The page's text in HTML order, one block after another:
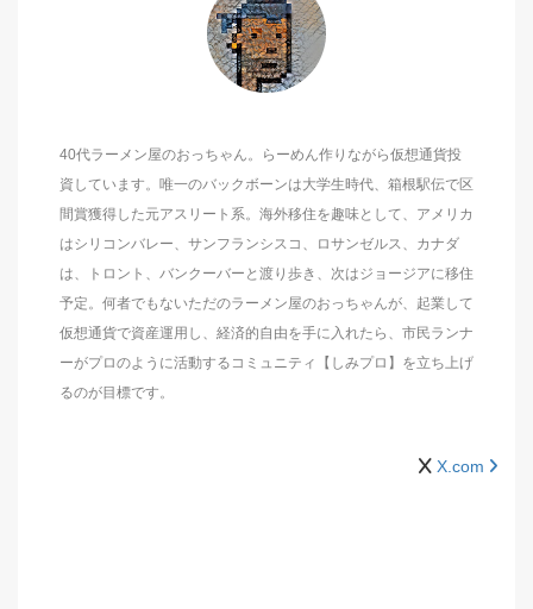
40代ラーメン屋のおっちゃん。らーめん作りながら仮想通貨投
資しています。唯一のバックボーンは大学生時代、箱根駅伝で区
間賞獲得した元アスリート系。海外移住を趣味として、アメリカ
はシリコンバレー、サンフランシスコ、ロサンゼルス、カナダ
は、トロント、バンクーバーと渡り歩き、次はジョージアに移住
予定。何者でもないただのラーメン屋のおっちゃんが、起業して
仮想通貨で資産運用し、経済的自由を手に入れたら、市民ランナ
ーがプロのように活動するコミュニティ【しみプロ】を立ち上げ
るのが目標です。
X.com